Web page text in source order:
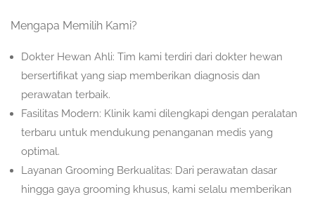
Mengapa Memilih Kami?
Dokter Hewan Ahli: Tim kami terdiri dari dokter hewan
bersertifikat yang siap memberikan diagnosis dan
perawatan terbaik.
Fasilitas Modern: Klinik kami dilengkapi dengan peralatan
terbaru untuk mendukung penanganan medis yang
optimal.
Layanan Grooming Berkualitas: Dari perawatan dasar
hingga gaya grooming khusus, kami selalu memberikan